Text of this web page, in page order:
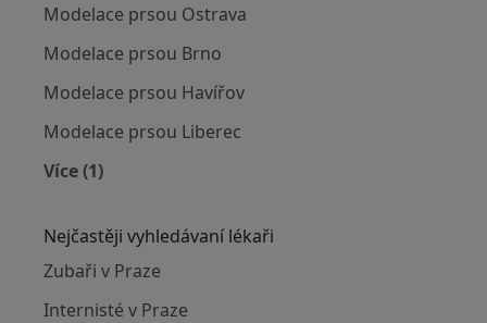
Modelace prsou Ostrava
Modelace prsou Brno
Modelace prsou Havířov
Modelace prsou Liberec
Více (1)
Nejčastěji vyhledávaní lékaři
Zubaři v Praze
Internisté v Praze